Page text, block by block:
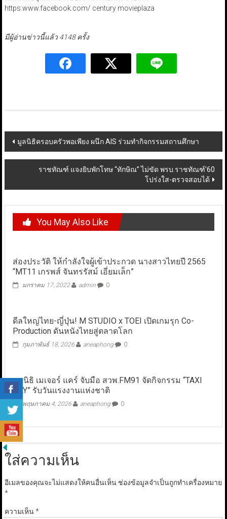
https:www.facebook.com/ century movieplaza
มีผู้อ่านข่าวนี้แล้ว 4148 ครั้ง
Post
navigation
มูลนิธิครอบครัวพอเพียง ผนึก AIS ร่วมทำกิจกรรมสถานศึกษา
ราชทัณฑ์ แจงยิบพักโทษ “ทักษิณ” ไม่ขัด พรบ.ราชทัณฑ์’60
โปร่งใส-ตรวจสอบได้
You May Also Like
ส่องประวัติ ให้กำลังใจผู้เข้าประกวด นางสาวไทยปี 2565
“MT11 เกรพส์ จันทรรัสม์ เอี่ยมเล็ก”
มกราคม 17, 2022 admin 0
ดีลใหญ่ไทย-ญี่ปุ่น! M STUDIO x TOEI เปิดเกมรุก Co-
Production ดันหนังไทยสู่ตลาดโลก
กุมภาพันธ์ 18, 2026 aneaphong 0
มูลนิธิ เมเจอร์ แคร์ จับมือ สวพ.FM91 จัดกิจกรรม “TAXI
DAY” รับวันแรงงานแห่งชาติ
พฤษภาคม 4, 2026 aneaphong 0
ใส่ความเห็น
อีเมลของคุณจะไม่แสดงให้คนอื่นเห็น ช่องข้อมูลจำเป็นถูกทำเครื่องหมาย
*
ความเห็น*